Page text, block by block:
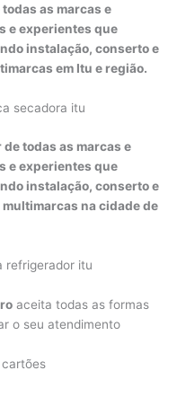
as marcas e
e experientes que
instalação, conserto e
em Itu e região.
todas as marcas e
e experientes que
instalação, conserto e
na cidade de
aceita todas as formas
o seu atendimento